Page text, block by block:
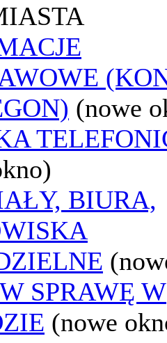
(nowe
BIURA,
SPRAWĘ W
(nowe